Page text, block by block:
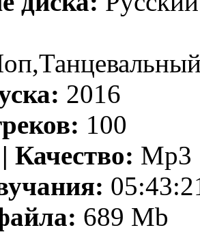
2016
100
Качество: Mp3
689 Mb